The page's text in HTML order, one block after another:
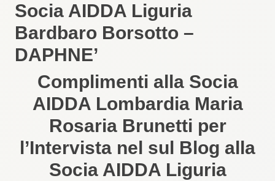
Socia AIDDA Liguria
Bardbaro Borsotto –
DAPHNE’
Complimenti alla Socia
AIDDA Lombardia Maria
Rosaria Brunetti per
l’Intervista nel sul Blog alla
Socia AIDDA Liguria